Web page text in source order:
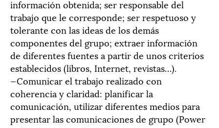
información obtenida; ser responsable del
trabajo que le corresponde; ser respetuoso y
tolerante con las ideas de los demás
componentes del grupo; extraer información
de diferentes fuentes a partir de unos criterios
establecidos (libros, Internet, revistas…).
—Comunicar el trabajo realizado con
coherencia y claridad: planificar la
comunicación, utilizar diferentes medios para
presentar las comunicaciones de grupo (Power